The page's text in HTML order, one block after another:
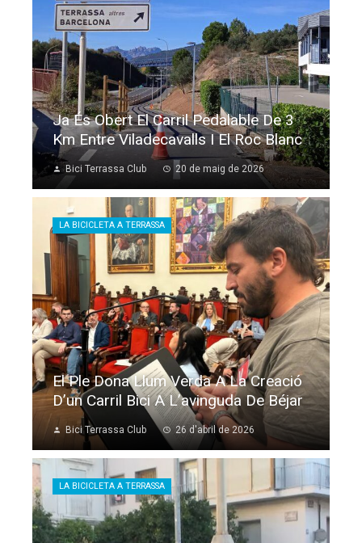
Ja És Obert El Carril Pedalable De 3
Km Entre Viladecavalls I El Roc Blanc
Bici Terrassa Club 20 de maig de 2026
LA BICICLETA A TERRASSA
El Ple Dona Llum Verda A La Creació
D’un Carril Bici A L’avinguda De Béjar
Bici Terrassa Club 26 d'abril de 2026
LA BICICLETA A TERRASSA